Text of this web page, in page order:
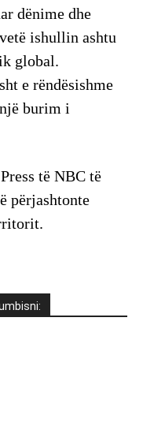
dënime dhe
ishullin ashtu
global.
e rëndësishme
burim i
të NBC të
përjashtonte